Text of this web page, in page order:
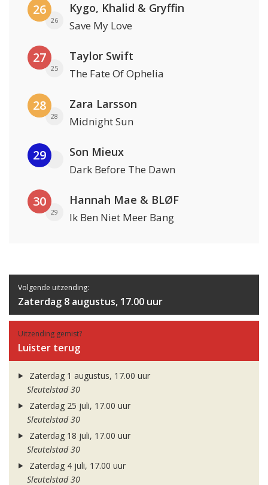
26
26
Kygo, Khalid & Gryffin
Save My Love
27
25
Taylor Swift
The Fate Of Ophelia
28
28
Zara Larsson
Midnight Sun
29 Son Mieux
Dark Before The Dawn
30
29
Hannah Mae & BLØF
Ik Ben Niet Meer Bang
Volgende uitzending:
Zaterdag 8 augustus, 17.00 uur
Uitzending gemist?
Luister terug
Zaterdag 1 augustus, 17.00 uur
Sleutelstad 30
Zaterdag 25 juli, 17.00 uur
Sleutelstad 30
Zaterdag 18 juli, 17.00 uur
Sleutelstad 30
Zaterdag 4 juli, 17.00 uur
Sleutelstad 30